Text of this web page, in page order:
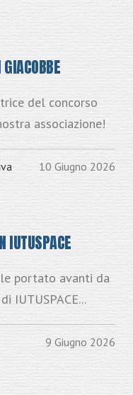
del concorso
associazione!
10 Giugno 2026
IUTUSPACE
portato avanti da
IUTUSPACE...
9 Giugno 2026